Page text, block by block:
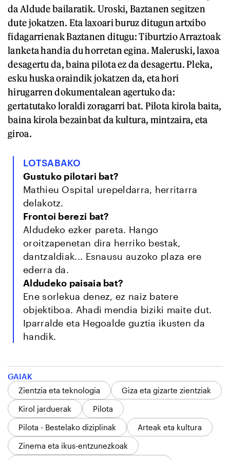
da Aldude bailaratik. Uroski, Baztanen segitzen
dute jokatzen. Eta laxoari buruz ditugun artxibo
fidagarrienak Baztanen ditugu: Tiburtzio Arraztoak
lanketa handia du horretan egina. Maleruski, laxoa
desagertu da, baina pilota ez da desagertu. Pleka,
esku huska oraindik jokatzen da, eta hori
hirugarren dokumentalean agertuko da:
gertatutako loraldi zoragarri bat. Pilota kirola baita,
baina kirola bezainbat da kultura, mintzaira, eta
giroa.
LOTSABAKO
Gustuko pilotari bat?
Mathieu Ospital urepeldarra, herritarra
delakotz.
Frontoi berezi bat?
Aldudeko ezker pareta. Hango
oroitzapenetan dira herriko bestak,
dantzaldiak... Esnausu auzoko plaza ere
ederra da.
Aldudeko paisaia bat?
Ene sorlekua denez, ez naiz batere
objektiboa. Ahadi mendia biziki maite dut.
Iparralde eta Hegoalde guztia ikusten da
handik.
GAIAK
Zientzia eta teknologia
Giza eta gizarte zientziak
Kirol jarduerak
Pilota
Pilota - Bestelako diziplinak
Arteak eta kultura
Zinema eta ikus-entzunezkoak